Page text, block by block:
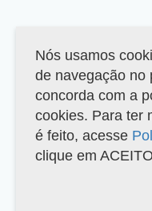
Nós usamos
de navegação no
concorda com a
cookies. Para ter
é feito, acesse
clique em